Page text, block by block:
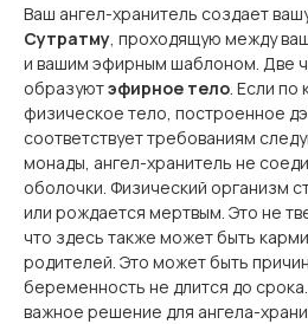
Ваш ангел-хранитель создает
Сутратму , проходящую между
и вашим эфирным шаблоном. Две
образуютэфирное тело . Если
физическое тело, построенное
соответствует требованиям
монады, ангел-хранитель не
оболочки. Физический организм
или рождается мертвым. Это не
что здесь также может быть
родителей. Это может быть
беременность не длится до
важное решение для ангела-